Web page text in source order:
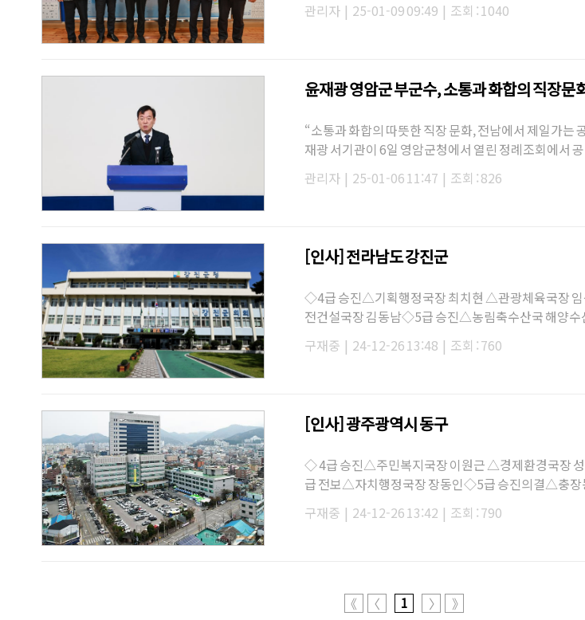
관리자 | 25-01-09 09:49 | 조회 : 1040
윤재광 영암군 부군수, 소통과 화합의 직장문
“소통과 화합의 따뜻한 직장 문화, 전남에서 제일가는
재광 서기관이 6일 영암군청에서 열린 정례조회에서
제32대 영암군부군수 취…
관리자 | 25-01-06 11:47 | 조회 : 826
[인사] 전라남도 강진군
◇4급 승진△기획행정국장 최치현 △관광체육국장
전건설국장 김동남◇5급 승진△농림축수산국 해양
산업혁명활용추진단장 …
구재중 | 24-12-26 13:48 | 조회 : 760
[인사] 광주광역시 동구
◇ 4급 승진△주민복지국장 이원근 △경제환경국장
급 전보△자치행정국장 장동인◇5급 승진의결△충장
직무대리 송경…
구재중 | 24-12-26 13:42 | 조회 : 790
《 〈 1 〉 》